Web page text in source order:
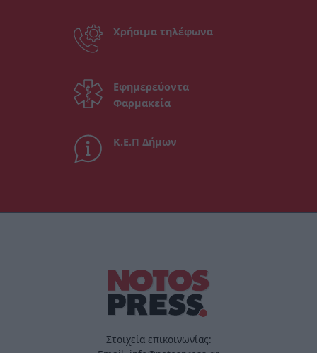
Χρήσιμα τηλέφωνα
Εφημερεύοντα
Φαρμακεία
Κ.Ε.Π Δήμων
Στοιχεία επικοινωνίας: